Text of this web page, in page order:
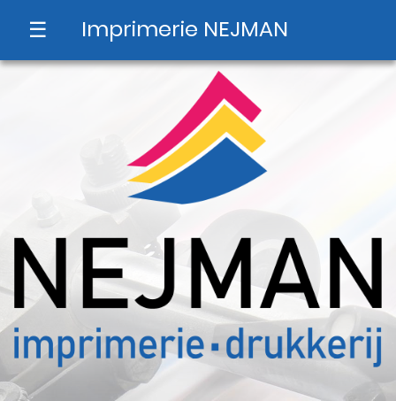
☰ Imprimerie NEJMAN